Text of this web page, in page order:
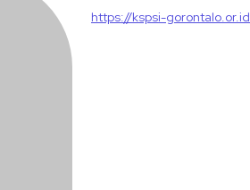
https://kspsi-gorontalo.or.id